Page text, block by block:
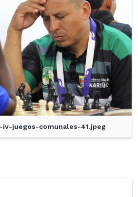
iv-juegos-comunales-41.jpeg